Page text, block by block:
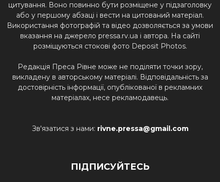
цитування. Воно повинно бути розміщене у підзаголовку
або у першому абзаці і вести на цитований матеріал.
Використання фотографій та відео дозволяється за умови
вказання на джерело pressa.rv.ua і автора. На сайті
розміщуються стокові фото Deposit Photos.
Редакція Преса Рівне може не поділяти точки зору,
викладену в авторському матеріалі. Відповідальність за
достовірність інформації, опублікованої в рекламних
матеріалах, несе рекламодавець.
Зв'язатися з нами: rivne.pressa@gmail.com
ПІДПИСУЙТЕСЬ